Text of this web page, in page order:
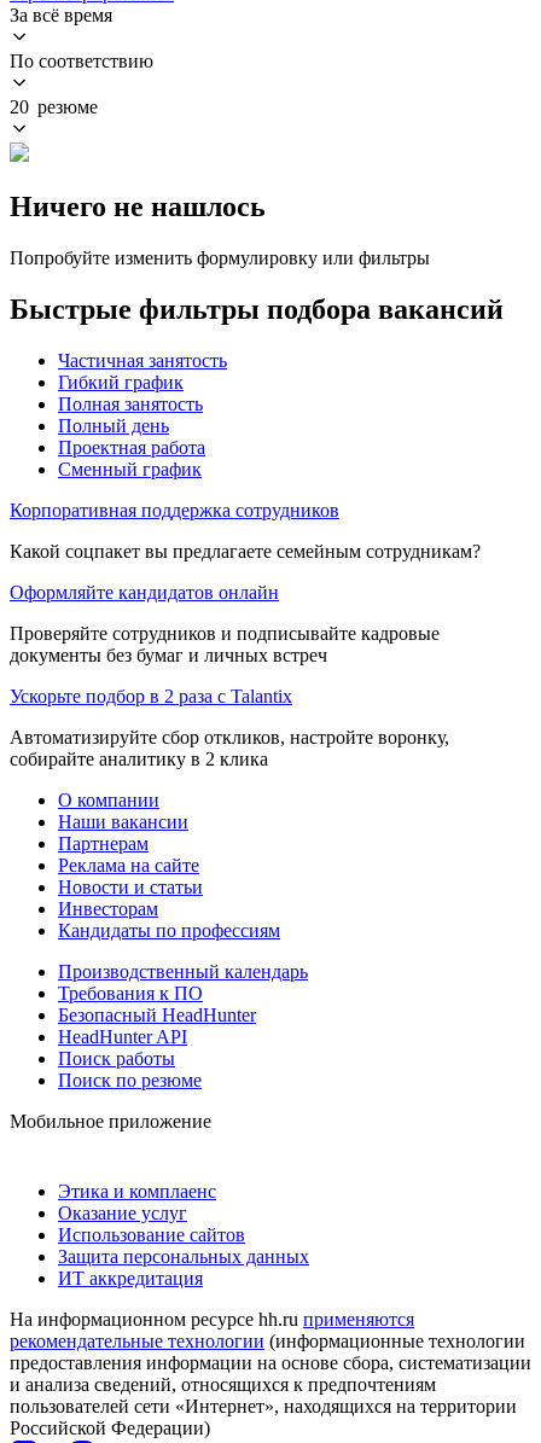
За всё время
По соответствию
20 резюме
Ничего не нашлось
Попробуйте изменить формулировку или фильтры
Быстрые фильтры подбора вакансий
Частичная занятость
Гибкий график
Полная занятость
Полный день
Проектная работа
Сменный график
Корпоративная поддержка сотрудников
Какой соцпакет вы предлагаете семейным сотрудникам?
Оформляйте кандидатов онлайн
Проверяйте сотрудников и подписывайте кадровые
документы без бумаг и личных встреч
Ускорьте подбор в 2 раза с Talantix
Автоматизируйте сбор откликов, настройте воронку,
собирайте аналитику в 2 клика
О компании
Наши вакансии
Партнерам
Реклама на сайте
Новости и статьи
Инвесторам
Кандидаты по профессиям
Производственный календарь
Требования к ПО
Безопасный HeadHunter
HeadHunter API
Поиск работы
Поиск по резюме
Мобильное приложение
Этика и комплаенс
Оказание услуг
Использование сайтов
Защита персональных данных
ИТ аккредитация
На информационном ресурсе hh.ru применяются
рекомендательные технологии (информационные технологии
предоставления информации на основе сбора, систематизации
и анализа сведений, относящихся к предпочтениям
пользователей сети «Интернет», находящихся на территории
Российской Федерации)